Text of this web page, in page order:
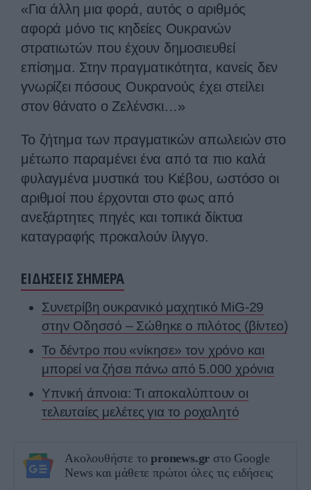
«Για άλλη μια φορά, αυτός ο αριθμός
αφορά μόνο τις κηδείες Ουκρανών
στρατιωτών που έχουν δημοσιευθεί
επίσημα. Στην πραγματικότητα, κανείς δεν
γνωρίζει πόσους Ουκρανούς έχει στείλει
στον θάνατο ο Ζελένσκι…»
Το ζήτημα των πραγματικών απωλειών στο
μέτωπο παραμένει ένα από τα πιο καλά
φυλαγμένα μυστικά του Κιέβου, ωστόσο οι
αριθμοί που έρχονται στο φως από
ανεξάρτητες πηγές και τοπικά δίκτυα
καταγραφής προκαλούν ίλιγγο.
ΕΙΔΗΣΕΙΣ ΣΗΜΕΡΑ
Συνετρίβη ουκρανικό μαχητικό MiG-29
στην Οδησσό – Σώθηκε ο πιλότος (βίντεο)
Το δέντρο που «νίκησε» τον χρόνο και
μπορεί να ζήσει πάνω από 5.000 χρόνια
Υπνική άπνοια: Τι αποκαλύπτουν οι
τελευταίες μελέτες για το ροχαλητό
Ακολουθήστε τοpronews.gr στο Google
News και μάθετε πρώτοι όλες τις ειδήσεις